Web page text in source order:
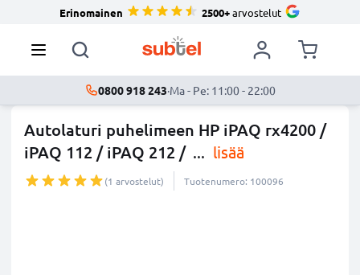
Erinomainen 2500+arvostelut
0800 918 243·Ma - Pe: 11:00 - 22:00
Autolaturi puhelimeen HP iPAQ rx4200 /
iPAQ 112 / iPAQ 212 / ... lisää
(1 arvostelut) Tuotenumero: 100096